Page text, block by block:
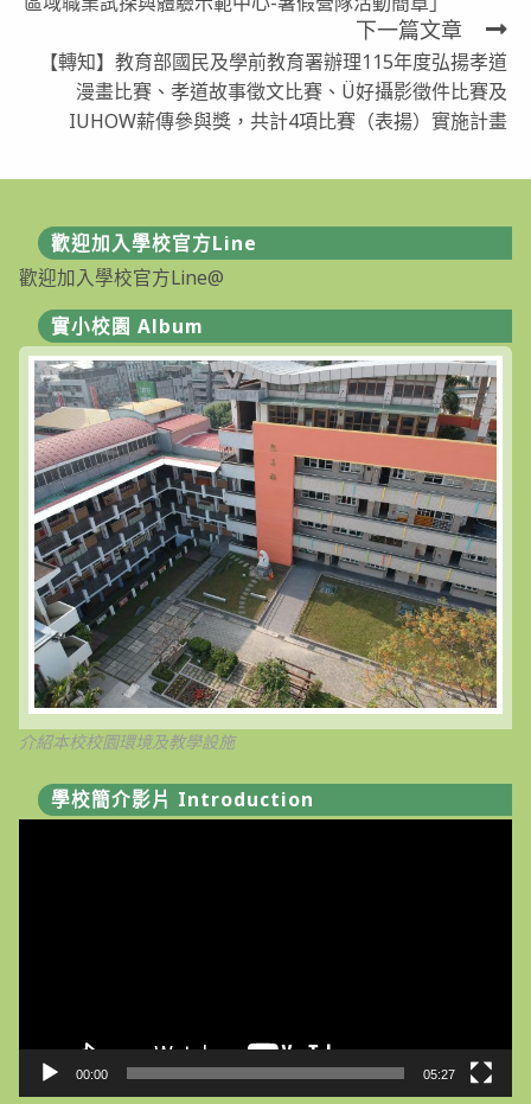
下一篇文章
【轉知】教育部國民及學前教育署辦理115年度弘揚孝道
漫畫比賽、孝道故事徵文比賽、Ü好攝影徵件比賽及
IUHOW薪傳參與獎，共計4項比賽（表揚）實施計畫
歡迎加入學校官方Line
歡迎加入學校官方Line@
實小校園 Album
介紹本校校園環境及教學設施
學校簡介影片 Introduction
00:00 05:27